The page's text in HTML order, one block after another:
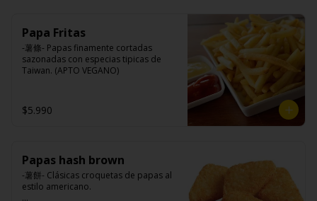
Papa Fritas
-薯條- Papas finamente cortadas
sazonadas con especias tipicas de
Taiwan. (APTO VEGANO)
$5.990
Papas hash brown
-薯餅- Clásicas croquetas de papas al
estilo americano.